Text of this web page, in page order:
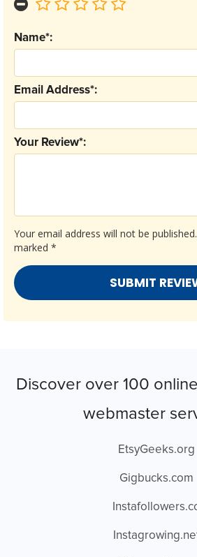
Your email address will not be published.
marked *
Your Review*:
Email Address*:
Name*:
Discover over 100
webmaster
EtsyGeeks.org
Gigbucks.com